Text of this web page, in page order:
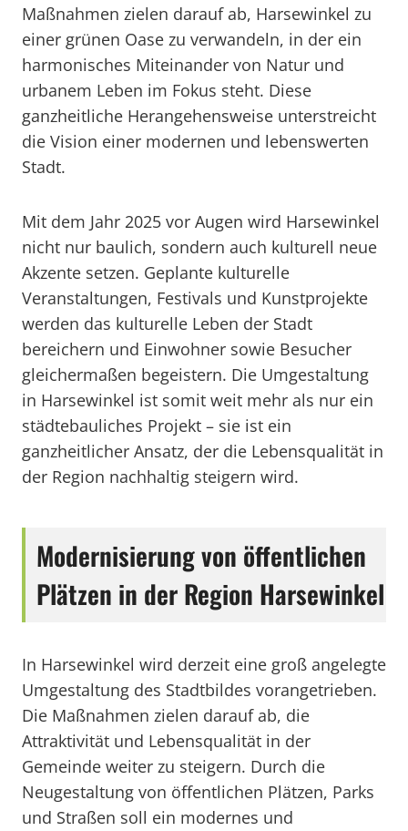
Maßnahmen zielen darauf ab, Harsewinkel zu
einer grünen Oase zu verwandeln, in der ein
harmonisches Miteinander von Natur und
urbanem Leben im Fokus steht. Diese
ganzheitliche Herangehensweise unterstreicht
die Vision einer modernen und lebenswerten
Stadt.
Mit dem Jahr 2025 vor Augen wird Harsewinkel
nicht nur baulich, sondern auch kulturell neue
Akzente setzen. Geplante kulturelle
Veranstaltungen, Festivals und Kunstprojekte
werden das kulturelle Leben der Stadt
bereichern und Einwohner sowie Besucher
gleichermaßen begeistern. Die Umgestaltung
in Harsewinkel ist somit weit mehr als nur ein
städtebauliches Projekt – sie ist ein
ganzheitlicher Ansatz, der die Lebensqualität in
der Region nachhaltig steigern wird.
Modernisierung von öffentlichen
Plätzen in der Region Harsewinkel
In Harsewinkel wird derzeit eine groß angelegte
Umgestaltung des Stadtbildes vorangetrieben.
Die Maßnahmen zielen darauf ab, die
Attraktivität und Lebensqualität in der
Gemeinde weiter zu steigern. Durch die
Neugestaltung von öffentlichen Plätzen, Parks
und Straßen soll ein modernes und